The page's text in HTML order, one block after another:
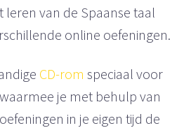
van de Spaanse taal
online oefeningen.
CD-rom speciaal voor
je met behulp van
in je eigen tijd de